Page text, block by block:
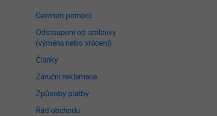
Centrum pomoci
Odstoupení od smlouvy
(výměna nebo vrácení)
Články
Záruční reklamace
Způsoby platby
Řád obchodu